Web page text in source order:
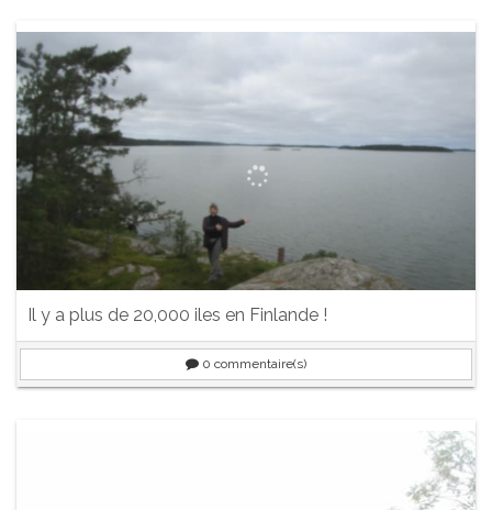
Il y a plus de 20,000 iles en Finlande !
0 commentaire(s)